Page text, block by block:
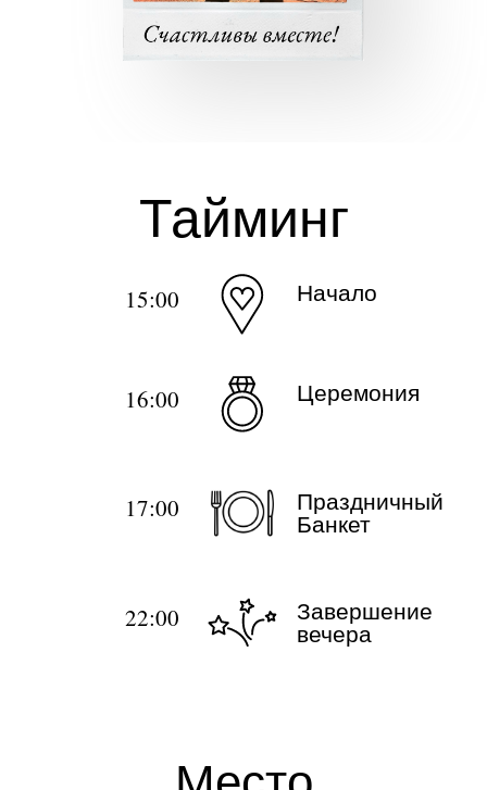
16:00
15:00
17:00
Начало
Тайминг
Церемония
Праздничный
Банкет
22:00
Завершение
вечера